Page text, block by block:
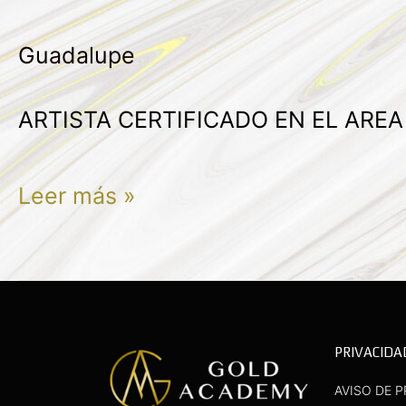
Guadalupe
ARTISTA CERTIFICADO EN EL
GABRIELA
MARTINEZ
ARREGUIN
Leer más »
AVISO DE